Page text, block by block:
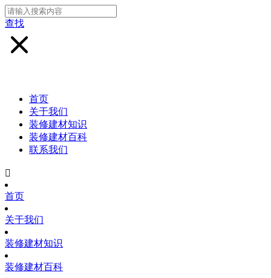
查找
首页
关于我们
装修建材知识
装修建材百科
联系我们

首页
关于我们
装修建材知识
装修建材百科